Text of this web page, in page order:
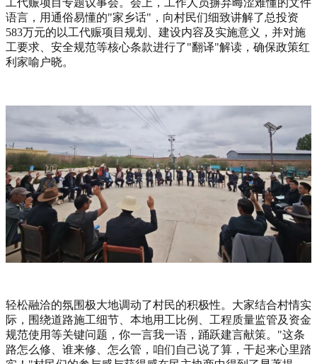
工代赈项目专题议事会。会上，工作人员摒弃晦涩难懂的文件
语言，用通俗易懂的"家乡话"，向村民们细致讲解了总投资
583万元的以工代赈项目规划、建设内容及实施意义，并对施
工要求、安全规范等核心条款进行了"翻译"解读，确保政策红
利家喻户晓。
轻松融洽的氛围极大地调动了村民的积极性。大家结合村情实
际，围绕道路施工细节、本地用工比例、工程质量监管及资金
规范使用等关键问题，你一言我一语，踊跃建言献策。"这条
路怎么修、谁来修、怎么管，咱们自己说了算，干起来心里踏